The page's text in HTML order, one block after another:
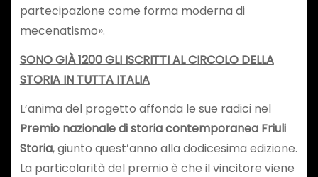
partecipazione come forma moderna di
mecenatismo».
SONO GIÀ 1200 GLI ISCRITTI AL CIRCOLO DELLA
STORIA IN TUTTA ITALIA
L’anima del progetto affonda le sue radici nel
Premio nazionale di storia contemporanea Friuli
Storia, giunto quest’anno alla dodicesima edizione.
La particolarità del premio è che il vincitore viene